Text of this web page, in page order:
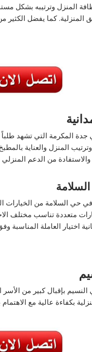
المنزل وترتيبه بشكل
المنزلية. كما يفضل
جدة المكرمة التي تشهد
المنزل والعناية
من الدعم
حي السلامة من الخيارات
متعددة تناسب مختلف
اختيار العاملة المناسبة
بإقبال كبير من الأسر
بكفاءة عالية مع